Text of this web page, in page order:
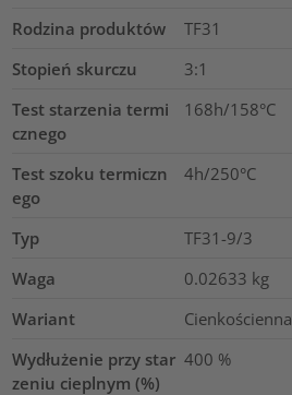
Rodzina produktów
TF31
Stopień skurczu
3:1
Test starzenia termi
cznego
168h/158°C
Test szoku termiczn
ego
4h/250°C
Typ
TF31-9/3
Waga
0.02633 kg
Wariant
Cienkościenna
Wydłużenie przy star
zeniu cieplnym (%)
400 %